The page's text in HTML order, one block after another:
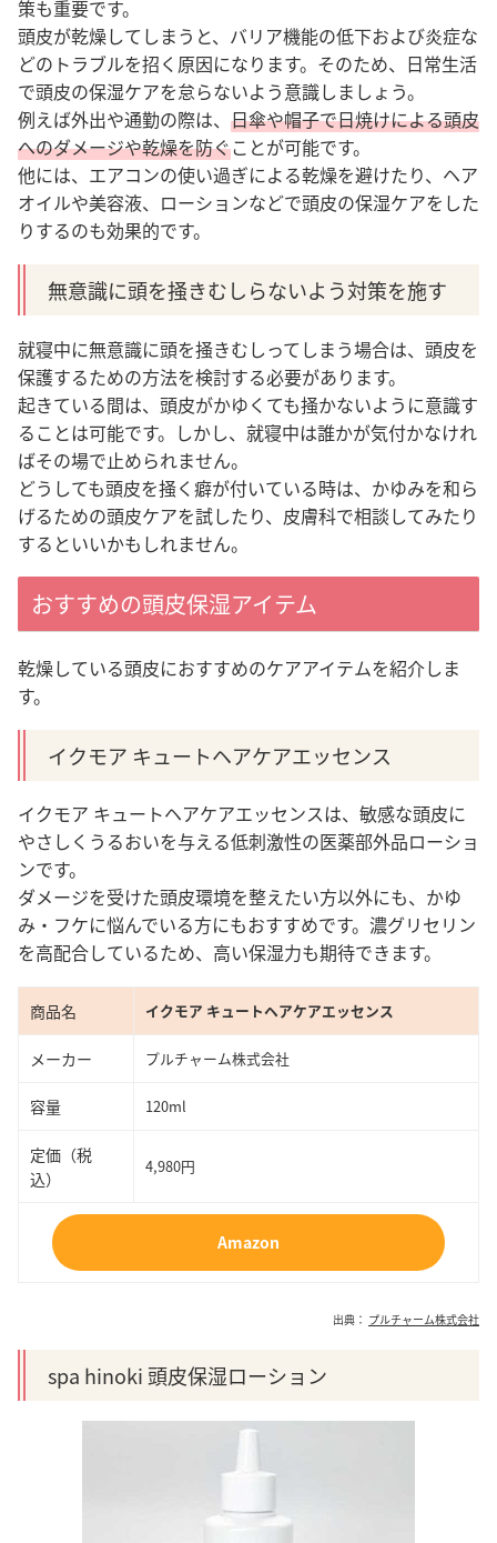
策も重要です。
頭皮が乾燥してしまうと、バリア機能の低下および炎症な
どのトラブルを招く原因になります。そのため、日常生活
で頭皮の保湿ケアを怠らないよう意識しましょう。
例えば外出や通勤の際は、 日傘や帽子で日焼けによる頭皮
へのダメージや乾燥を防ぐことが可能です。
他には、エアコンの使い過ぎによる乾燥を避けたり、ヘア
オイルや美容液、ローションなどで頭皮の保湿ケアをした
りするのも効果的です。
無意識に頭を掻きむしらないよう対策を施す
就寝中に無意識に頭を掻きむしってしまう場合は、頭皮を
保護するための方法を検討する必要があります。
起きている間は、頭皮がかゆくても掻かないように意識す
ることは可能です。しかし、就寝中は誰かが気付かなけれ
ばその場で止められません。
どうしても頭皮を掻く癖が付いている時は、かゆみを和ら
げるための頭皮ケアを試したり、皮膚科で相談してみたり
するといいかもしれません。
おすすめの頭皮保湿アイテム
乾燥している頭皮におすすめのケアアイテムを紹介しま
す。
イクモア キュートヘアケアエッセンス
イクモア キュートヘアケアエッセンスは、敏感な頭皮に
やさしくうるおいを与える低刺激性の医薬部外品ローショ
ンです。
ダメージを受けた頭皮環境を整えたい方以外にも、かゆ
み・フケに悩んでいる方にもおすすめです。濃グリセリン
を高配合しているため、高い保湿力も期待できます。
商品名 イクモア キュートヘアケアエッセンス
メーカー プルチャーム株式会社
容量 120ml
定価（税
込）
4,980円
Amazon
出典： プルチャーム株式会社
spa hinoki 頭皮保湿ローション